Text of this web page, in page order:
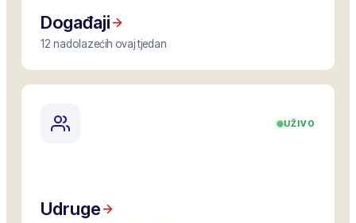
Događaji
12 nadolazećih ovaj tjedan
UŽIVO
Udruge